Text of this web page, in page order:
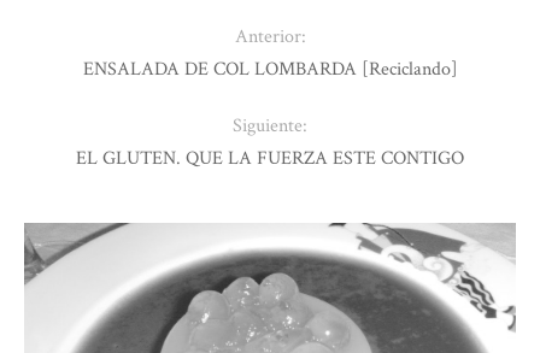
Anterior:
ENSALADA DE COL LOMBARDA [Reciclando]
Siguiente:
EL GLUTEN. QUE LA FUERZA ESTE CONTIGO